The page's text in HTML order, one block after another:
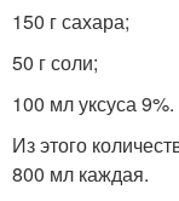
150 г сахара;
50 г соли;
100 мл уксуса 9%.
Из этого
800 мл каждая.